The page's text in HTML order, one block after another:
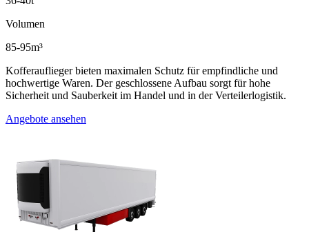
Volumen
85-95m³
Kofferauflieger bieten maximalen Schutz für empfindliche und
hochwertige Waren. Der geschlossene Aufbau sorgt für hohe
Sicherheit und Sauberkeit im Handel und in der Verteilerlogistik.
Angebote ansehen